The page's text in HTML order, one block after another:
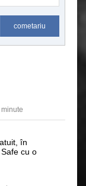
cometariu
minute
în
cu o